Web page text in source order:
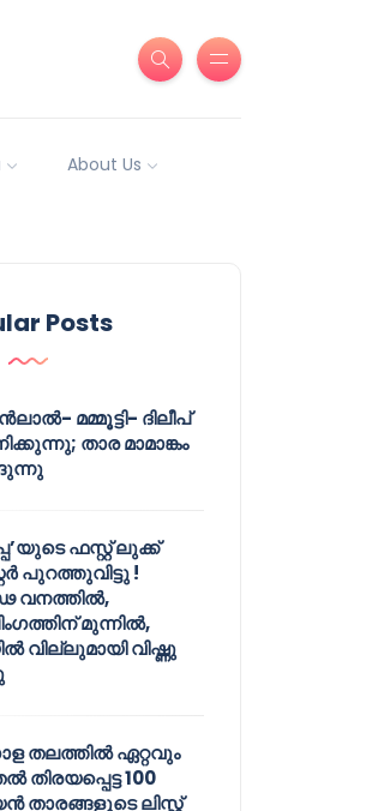
About Us
Posts
മമ്മൂട്ടി- ദിലീപ്
താര മാമാങ്കം
ഫസ്റ്റ് ലുക്ക്
പുറത്തുവിട്ടു !
വനത്തിൽ,
മുന്നിൽ,
വില്ലുമായി വിഷ്ണു
തലത്തിൽ ഏറ്റവും
100
താരങ്ങളുടെ ലിസ്റ്റ്